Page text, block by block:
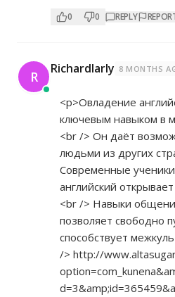
0 0 REPLY
R Richardlarly 8 MONTHS
<p>Овладение
ключевым навыком в
<br /> Он даёт
людьми из других
Современные
английский
<br /> Навыки
позволяет свободно
способствует
/> http://